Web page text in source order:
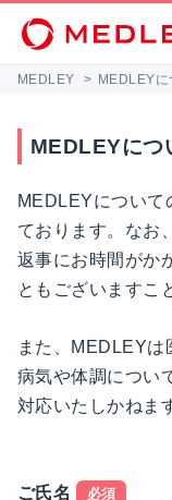
MEDLEY > MEDLEY
MEDLEYにつ
MEDLEYについて
ております。なお
返事にお時間がか
ともございますこ
また、MEDLEYは
病気や体調につい
対応いたしかねま
ご氏名 必須